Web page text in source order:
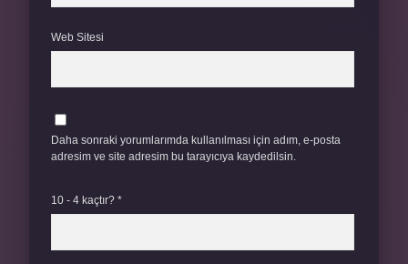
Web Sitesi
Daha sonraki yorumlarımda kullanılması için adım, e-posta
adresim ve site adresim bu tarayıcıya kaydedilsin.
10 - 4 kaçtır? *